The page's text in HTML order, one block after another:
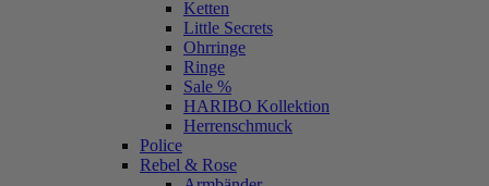
Ketten
Little Secrets
Ohrringe
Ringe
Sale %
HARIBO Kollektion
Herrenschmuck
Police
Rebel & Rose